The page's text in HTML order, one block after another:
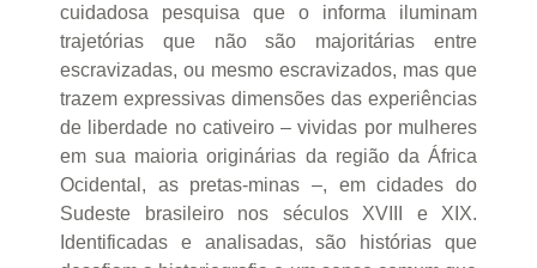
cuidadosa pesquisa que o informa iluminam
trajetórias que não são majoritárias entre
escravizadas, ou mesmo escravizados, mas que
trazem expressivas dimensões das experiências
de liberdade no cativeiro – vividas por mulheres
em sua maioria originárias da região da África
Ocidental, as pretas-minas –, em cidades do
Sudeste brasileiro nos séculos XVIII e XIX.
Identificadas e analisadas, são histórias que